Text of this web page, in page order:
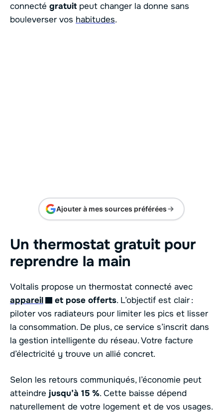
connecté gratuit peut changer la donne sans
bouleverser vos habitudes.
Ajouter à mes sources préférées
Un thermostat gratuit pour
reprendre la main
Voltalis propose un thermostat connecté avec
appareil
et pose offerts. L’objectif est clair :
piloter vos radiateurs pour limiter les pics et lisser
la consommation. De plus, ce service s’inscrit dans
la gestion intelligente du réseau. Votre facture
d’électricité y trouve un allié concret.
Selon les retours communiqués, l’économie peut
atteindre jusqu’à 15 %. Cette baisse dépend
naturellement de votre logement et de vos usages.